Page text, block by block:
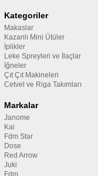
Kategoriler
Makaslar
Kazanlı Mini Ütüler
İplikler
Leke Spreyleri ve İlaçlar
İğneler
Çıt Çıt Makineleri
Cetvel ve Riga Takımları
Markalar
Janome
Kai
Fdm Star
Dose
Red Arrow
Juki
Fdm